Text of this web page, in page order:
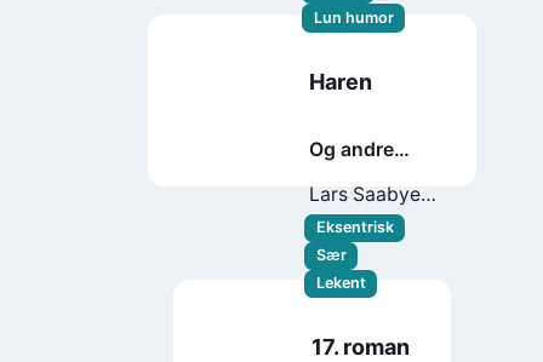
Lun humor
Haren
Og andre
Lars Saabye
Christensen
Eksentrisk
Sær
Lekent
17. roman